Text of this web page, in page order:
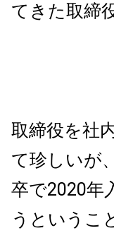
てきた取締
取締役を社
て珍しいが
卒で2020年
うというこ